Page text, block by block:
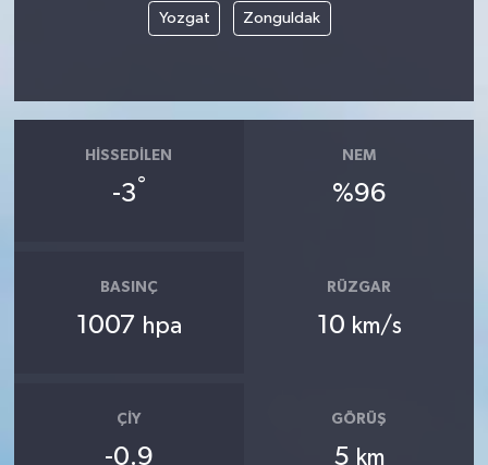
Yozgat Zonguldak
HISSEDILEN
-3°
NEM
%96
BASINÇ
1007 hpa
RÜZGAR
10 km/s
ÇIY
-0.9
GÖRÜŞ
5 km